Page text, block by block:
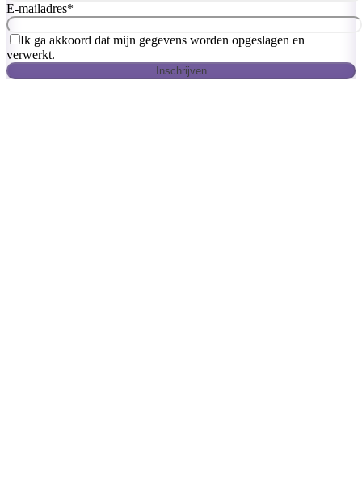
E-mailadres*
Ik ga akkoord dat mijn gegevens worden opgeslagen en
verwerkt.
Inschrijven